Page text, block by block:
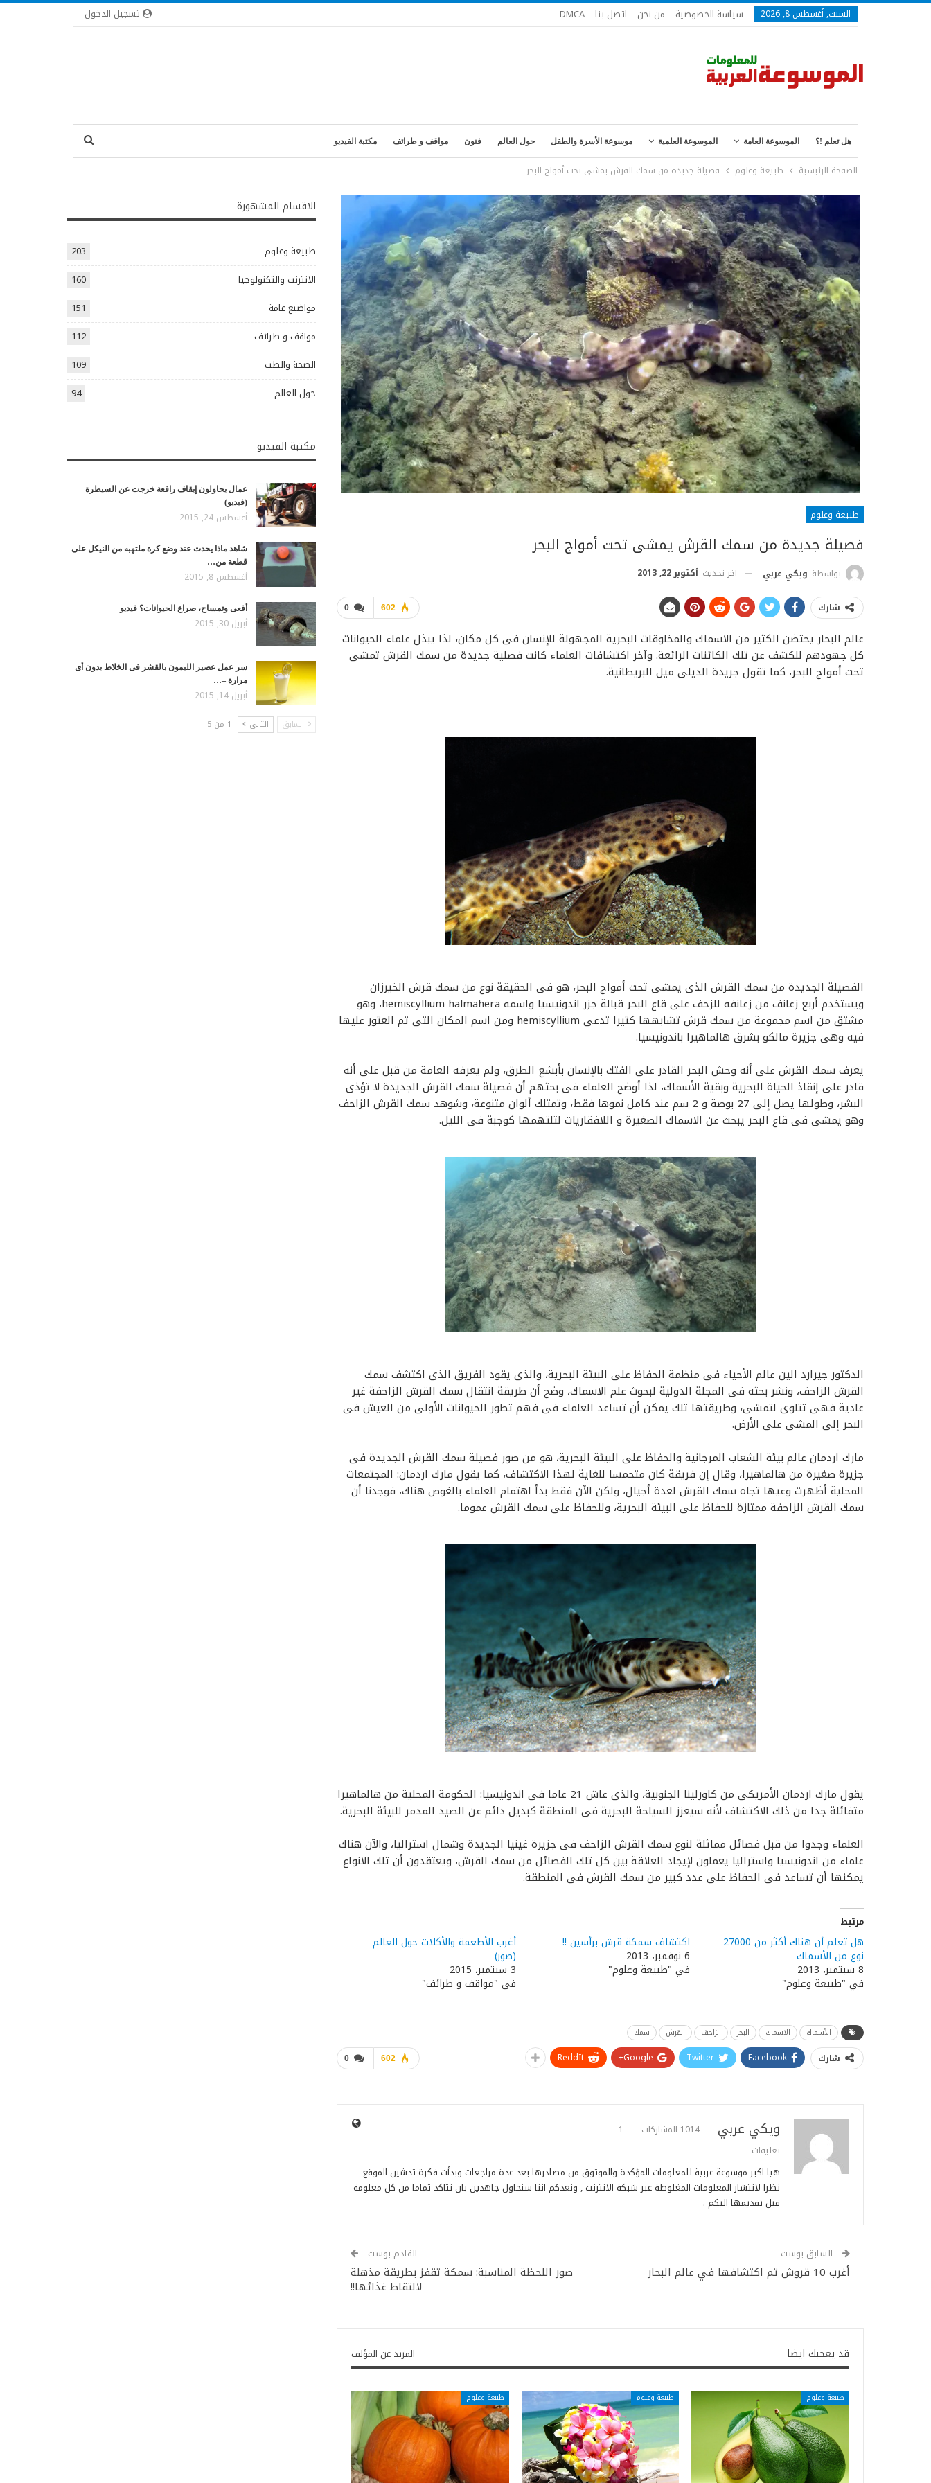
تسجيل الدخول السبت, أغسطس 8, 2026 سياسة الخصوصية من نحن اتصل بنا DMCA
هل تعلم !؟ الموسوعة العامة الموسوعة العلمية موسوعة الأسرة والطفل حول العالم فنون مواقف و طرائف مكتبة الفيديو
الصفحة الرئيسية طبيعة وعلوم فصيلة جديدة من سمك القرش يمشى تحت أمواج البحر
طبيعة وعلوم
فصيلة جديدة من سمك القرش يمشى تحت أمواج البحر
بواسطة ويكي عربي آخر تحديث أكتوبر 22, 2013
0 602 شارك
عالم البحار يحتضن الكثير من الاسماك والمخلوقات البحرية المجهولة للإنسان فى كل مكان، لذا يبذل علماء الحيوانات
كل جهودهم للكشف عن تلك الكائنات الرائعة. وآخر اكتشافات العلماء كانت فصلية جديدة من سمك القرش تمشى
تحت أمواج البحر، كما تقول جريدة الديلى ميل البريطانية.
الفصيلة الجديدة من سمك القرش الذى يمشى تحت أمواج البحر، هو فى الحقيقة نوع من سمك قرش الخيرزان
ويستخدم أربع زعانف من زعانفه للزحف على قاع البحر قبالة جزر اندونيسيا واسمه hemiscyllium halmahera، وهو
مشتق من اسم مجموعة من سمك قرش تشابهها كثيرا تدعى hemiscyllium ومن اسم المكان التى تم العثور عليها
فيه وهى جزيرة مالكو بشرق هالماهيرا باندونيسيا.
يعرف سمك القرش على أنه وحش البحر القادر على الفتك بالإنسان بأبشع الطرق، ولم يعرفه العامة من قبل على أنه
قادر على إنقاذ الحياة البحرية وبقية الأسماك، لذا أوضح العلماء فى بحثهم أن فصيلة سمك القرش الجديدة لا تؤذى
البشر، وطولها يصل إلى 27 بوصة و 2 سم عند كامل نموها فقط، وتمتلك ألوان متنوعة، وشوهد سمك القرش الزاحف
وهو يمشى فى قاع البحر يبحث عن الاسماك الصغيرة و اللافقاريات لتلتهمها كوجبة فى الليل.
الدكتور جيرارد الين عالم الأحياء فى منظمة الحفاظ على البيئة البحرية، والذى يقود الفريق الذى اكتشف سمك
القرش الزاحف، ونشر بحثه فى المجلة الدولية لبحوث علم الاسماك، وضح أن طريقة انتقال سمك القرش الزاحفة غير
عادية فهى تتلوى لتمشى، وطريقتها تلك يمكن أن تساعد العلماء فى فهم تطور الحيوانات الأولى من العيش فى
البحر إلى المشى على الأرض.
مارك اردمان عالم بيئة الشعاب المرجانية والحفاظ على البيئة البحرية، هو من صور فصيلة سمك القرش الجديدة فى
جزيرة صغيرة من هالماهيرا، وقال إن فريقة كان متحمسا للغاية لهذا الاكتشاف، كما يقول مارك اردمان: المجتمعات
المحلية أظهرت وعيها تجاه سمك القرش لعدة أجيال، ولكن الآن فقط بدأ اهتمام العلماء بالغوص هناك، فوجدنا أن
سمك القرش الزاحفة ممتازة للحفاظ على البيئة البحرية، وللحفاظ على سمك القرش عموما.
يقول مارك اردمان الأمريكى من كاورلينا الجنوبية، والذى عاش 21 عاما فى اندونيسيا: الحكومة المحلية من هالماهيرا
متفائلة جدا من ذلك الاكتشاف لأنه سيعزز السياحة البحرية فى المنطقة كبديل دائم عن الصيد المدمر للبيئة البحرية.
العلماء وجدوا من قبل فصائل مماثلة لنوع سمك القرش الزاحف فى جزيرة غينيا الجديدة وشمال استراليا، والآن هناك
علماء من اندونيسيا واستراليا يعملون لإيجاد العلاقة بين كل تلك الفصائل من سمك القرش، ويعتقدون أن تلك الانواع
يمكنها أن تساعد فى الحفاظ على عدد كبير من سمك القرش فى المنطقة.
مرتبط
هل تعلم أن هناك أكثر من 27000
نوع من الأسماك
8 سبتمبر، 2013
في "طبيعة وعلوم"
اكتشاف سمكة قرش برأسين !!
6 نوفمبر، 2013
في "طبيعة وعلوم"
أغرب الأطعمة والأكلات حول العالم
(صور)
3 سبتمبر، 2015
في "مواقف و طرائف"
الأسماك الاسماك البحر الزاحف القرش سمك
0 602 شارك Facebook
Twitter
Google+
ReddIt
ويكي عربي 1014 المشاركات
1
تعليقات
هيا اكبر موسوعة عربية للمعلومات المؤكدة والموثوق من مصادرها بعد عدة مراجعات وبدأت فكرة تدشين الموقع
نظرا لانتشار المعلومات المغلوطة عبر شبكة الانترنت , ونعدكم اننا سنحاول جاهدين بان نتاكد تماما من كل معلومة
قبل تقديمها اليكم .
السابق بوست
أغرب 10 قروش تم اكتشافها في عالم البحار
القادم بوست
صور اللحظة المناسبة: سمكة تقفز بطريقة مذهلة
لالتقاط غذائها!!
قد يعجبك ايضا المزيد عن المؤلف
طبيعة وعلوم طبيعة وعلوم طبيعة وعلوم
الاقسام المشهورة
طبيعة وعلوم
203
الانترنت والتكنولوجيا
160
مواضيع عامة
151
مواقف و طرائف
112
الصحة والطب
109
حول العالم
94
مكتبة الفيديو
عمال يحاولون إيقاف رافعة خرجت عن السيطرة
(فيديو)
أغسطس 24, 2015
شاهد ماذا يحدث عند وضع كرة ملتهبه من النيكل على
قطعة من…
أغسطس 8, 2015
أفعى وتمساح، صراع الحيوانات؟ فيديو
أبريل 30, 2015
سر عمل عصير الليمون بالقشر فى الخلاط بدون أى
مرارة –…
أبريل 14, 2015
السابق التالي 1 من 5